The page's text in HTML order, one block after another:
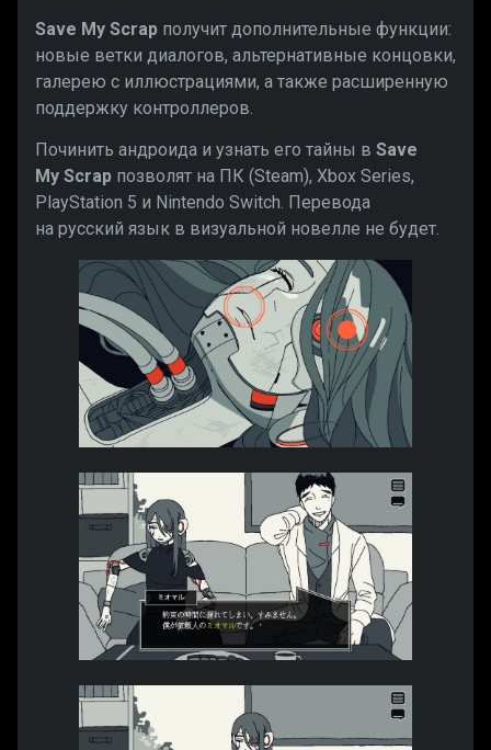
Save My Scrap получит дополнительные функции:
новые ветки диалогов, альтернативные концовки,
галерею с иллюстрациями, а также расширенную
поддержку контроллеров.
Починить андроида и узнать его тайны в Save
My Scrap позволят на ПК (Steam), Xbox Series,
PlayStation 5 и Nintendo Switch. Перевода
на русский язык в визуальной новелле не будет.